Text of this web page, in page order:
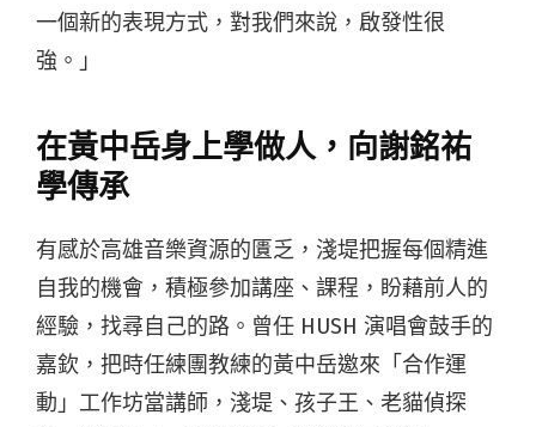
一個新的表現方式，對我們來說，啟發性很
強。」
在黃中岳身上學做人，向謝銘祐
學傳承
有感於高雄音樂資源的匱乏，淺堤把握每個精進
自我的機會，積極參加講座、課程，盼藉前人的
經驗，找尋自己的路。曾任 HUSH 演唱會鼓手的
嘉欽，把時任練團教練的黃中岳邀來「合作運
動」工作坊當講師，淺堤、孩子王、老貓偵探